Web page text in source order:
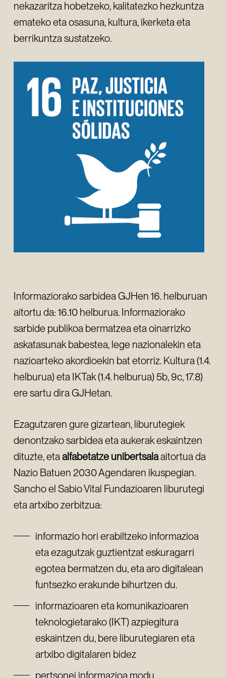
nekazaritza hobetzeko, kalitatezko hezkuntza
emateko eta osasuna, kultura, ikerketa eta
berrikuntza sustatzeko.
Informaziorako sarbidea GJHen 16. helburuan
aitortu da: 16.10 helburua. Informaziorako
sarbide publikoa bermatzea eta oinarrizko
askatasunak babestea, lege nazionalekin eta
nazioarteko akordioekin bat etorriz. Kultura (1.4.
helburua) eta IKTak (1.4. helburua) 5b, 9c, 17.8)
ere sartu dira GJHetan.
Ezagutzaren gure gizartean, liburutegiek
denontzako sarbidea eta aukerak eskaintzen
dituzte, etaalfabetatze unibertsalaaitortua da
Nazio Batuen 2030 Agendaren ikuspegian.
Sancho el Sabio Vital Fundazioaren liburutegi
eta artxibo zerbitzua:
informazio hori erabiltzeko informazioa
eta ezagutzak guztientzat eskuragarri
egotea bermatzen du, eta aro digitalean
funtsezko erakunde bihurtzen du.
informazioaren eta komunikazioaren
teknologietarako (IKT) azpiegitura
eskaintzen du, bere liburutegiaren eta
artxibo digitalaren bidez
pertsonei informazioa modu